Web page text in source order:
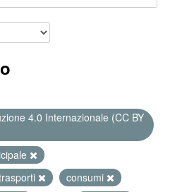
4.0 Internazionale (CC BY
consumi